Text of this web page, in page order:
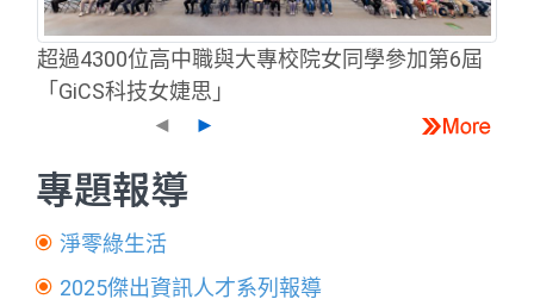
超過4300位高中職與大專校院女同學參加第6屆
「GiCS科技女婕思」
◄
►
專題報導
淨零綠生活
2025傑出資訊人才系列報導